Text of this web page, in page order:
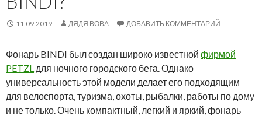
11.09.2019 ДЯДЯ ВОВА ДОБАВИТЬ КОММЕНТАРИЙ
Фонарь BINDI был создан широко известной фирмой
PETZL для ночного городского бега. Однако
универсальность этой модели делает его подходящим
для велоспорта, туризма, охоты, рыбалки, работы по дому
и не только. Очень компактный, легкий и яркий, фонарь